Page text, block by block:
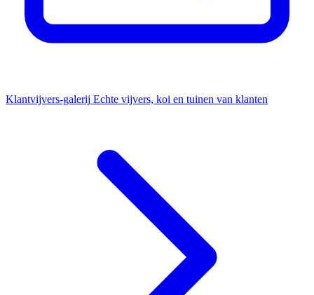
Klantvijvers-galerij Echte vijvers, koi en tuinen van klanten